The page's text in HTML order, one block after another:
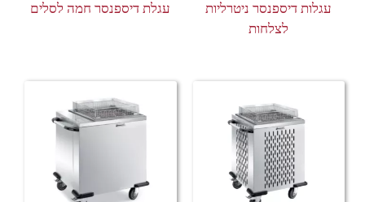
עגלות דיספנסר ניטרליות
לצלחות
עגלת דיספנסר חמה לסלים